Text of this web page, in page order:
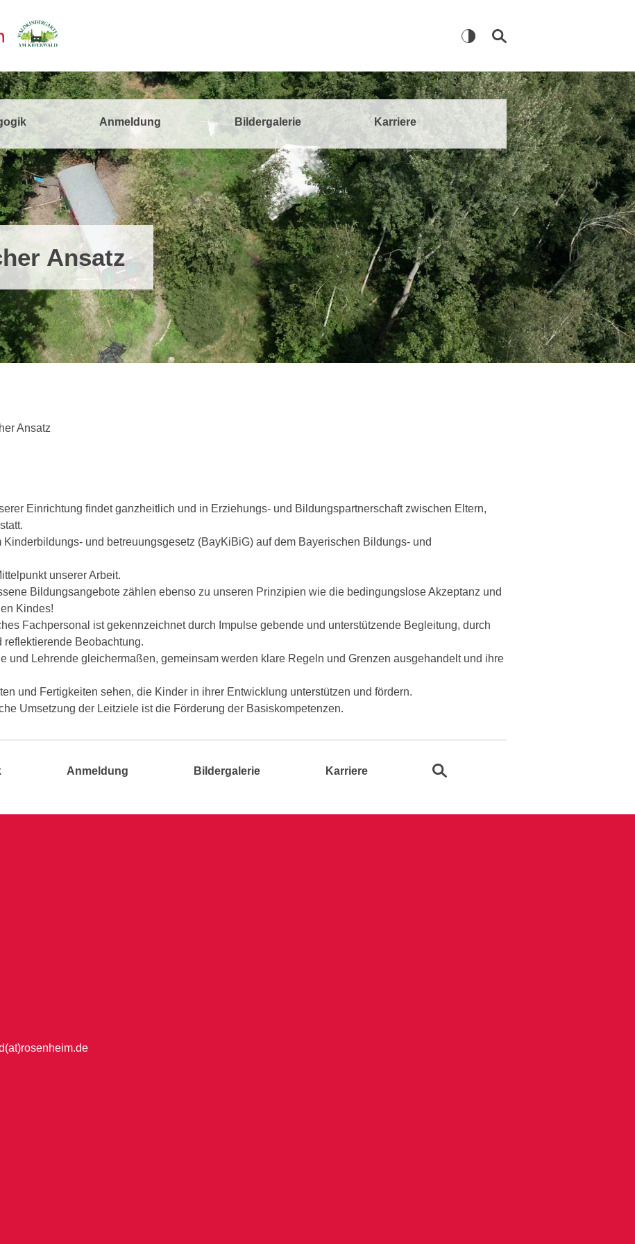
Anmeldung Bildergalerie Karriere
Ansatz
Ansatz"
Ansatz
Einrichtung findet ganzheitlich und in Erziehungs- und Bildungspartnerschaft zwischen Eltern,
und betreuungsgesetz (BayKiBiG) auf dem Bayerischen Bildungs- und
unserer Arbeit.
Bildungsangebote zählen ebenso zu unseren Prinzipien wie die bedingungslose Akzeptanz und
Kindes!
Fachpersonal ist gekennzeichnet durch Impulse gebende und unterstützende Begleitung, durch
Beobachtung.
und Lehrende gleichermaßen, gemeinsam werden klare Regeln und Grenzen ausgehandelt und ihre
und Fertigkeiten sehen, die Kinder in ihrer Entwicklung unterstützen und fördern.
Umsetzung der Leitziele ist die Förderung der Basiskompetenzen.
Anmeldung Bildergalerie Karriere Suche öffnen